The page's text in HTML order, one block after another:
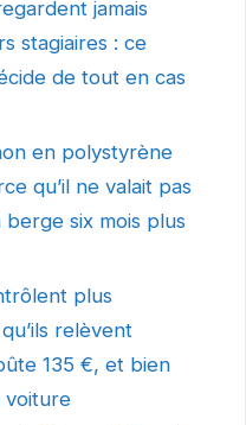
jamais
stagiaires : ce
de tout en cas
en polystyrène
qu’il ne valait pas
berge six mois plus
plus
relèvent
135 €, et bien
voiture